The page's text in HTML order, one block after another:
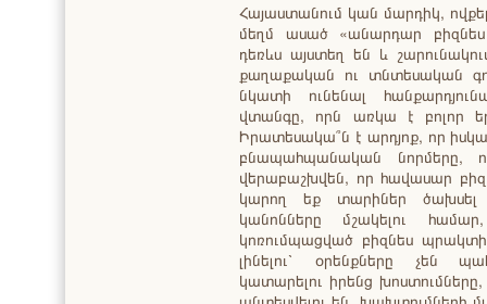
Հայաստանում կան մարդիկ,
մեղմ ասած «անարդար
դեռևս այստեղ են և
քաղաքական ու տնտեսական
նկատի ունենալ
վտանգը, որն առկա է բոլոր
Իրատեսակա՞ն է արդյոք, որ
բնապահպանական նորմերը,
վերաբաշխվեն, որ հավասար
կարող եք տարիներ ծախսել
կանոնները մշակելու
կոռումպացված բիզնես
լինելու՝ օրենքները չեն
կատարելու իրենց